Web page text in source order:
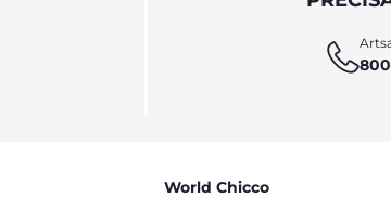
World Chicco